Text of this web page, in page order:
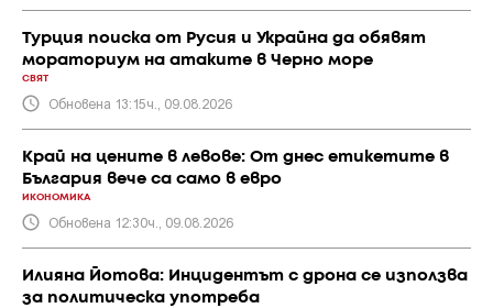
Турция поиска от Русия и Украйна да обявят
мораториум на атаките в Черно море
СВЯТ
Обновена 13:15ч., 09.08.2026
Край на цените в левове: От днес етикетите в
България вече са само в евро
ИКОНОМИКА
Обновена 12:30ч., 09.08.2026
Илияна Йотова: Инцидентът с дрона се използва
за политическа употреба